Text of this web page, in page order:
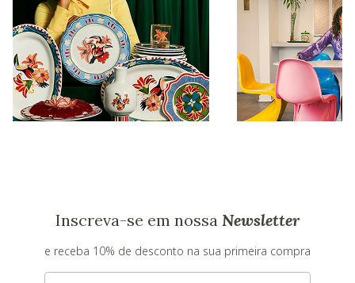
Inscreva-se em nossa Newsletter
e receba 10% de desconto na sua primeira compra
E-mail